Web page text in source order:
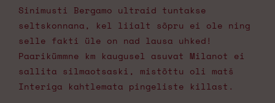
Sinimusti Bergamo ultraid tuntakse
seltskonnana, kel liialt sõpru ei ole ning
selle fakti üle on nad lausa uhked!
Paarikümmne km kaugusel asuvat Milanot ei
sallita silmaotsaski, mistõttu oli matš
Interiga kahtlemata pingeliste killast.